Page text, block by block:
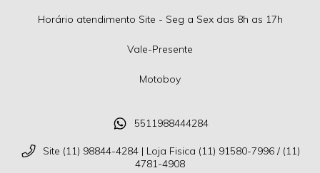
Horário atendimento Site - Seg a Sex das 8h as 17h
Vale-Presente
Motoboy
5511988444284
Site (11) 98844-4284 | Loja Fisica (11) 91580-7996 / (11)
4781-4908